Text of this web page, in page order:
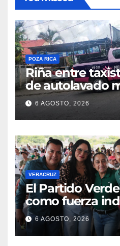
POZA RICA
Riña entre
de autolavado
policías en Poza
6 AGOSTO, 2026
VERACRUZ
​El Partido
como fuerza
la zona norte de
6 AGOSTO, 2026